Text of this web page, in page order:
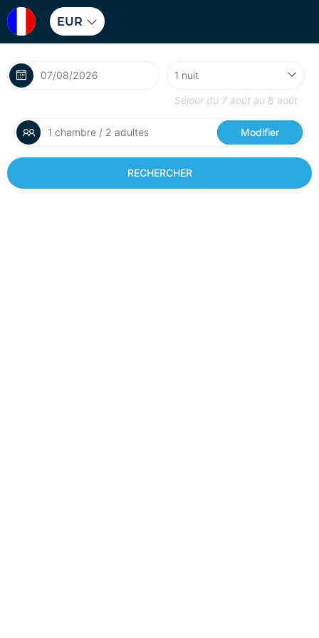
EUR
Séjour du 7 août au 8 août
1 chambre / 2 adultes Modifier